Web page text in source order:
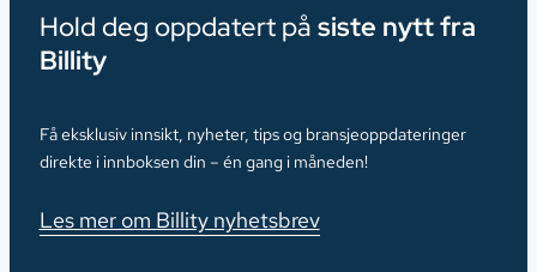
Hold deg oppdatert på siste nytt fra
Billity
Få eksklusiv innsikt, nyheter, tips og bransjeoppdateringer
direkte i innboksen din – én gang i måneden!
Les mer om Billity nyhetsbrev